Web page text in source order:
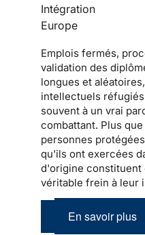
Intégration
Europe
Emplois fermés,
validation des
longues et
intellectuels réfugiés
souvent à un vrai
combattant. Plus
personnes
qu'ils ont exercées
d'origine constituent
véritable frein à leur
En savoir plus